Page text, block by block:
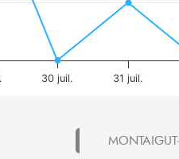
30 juil. 31 juil.